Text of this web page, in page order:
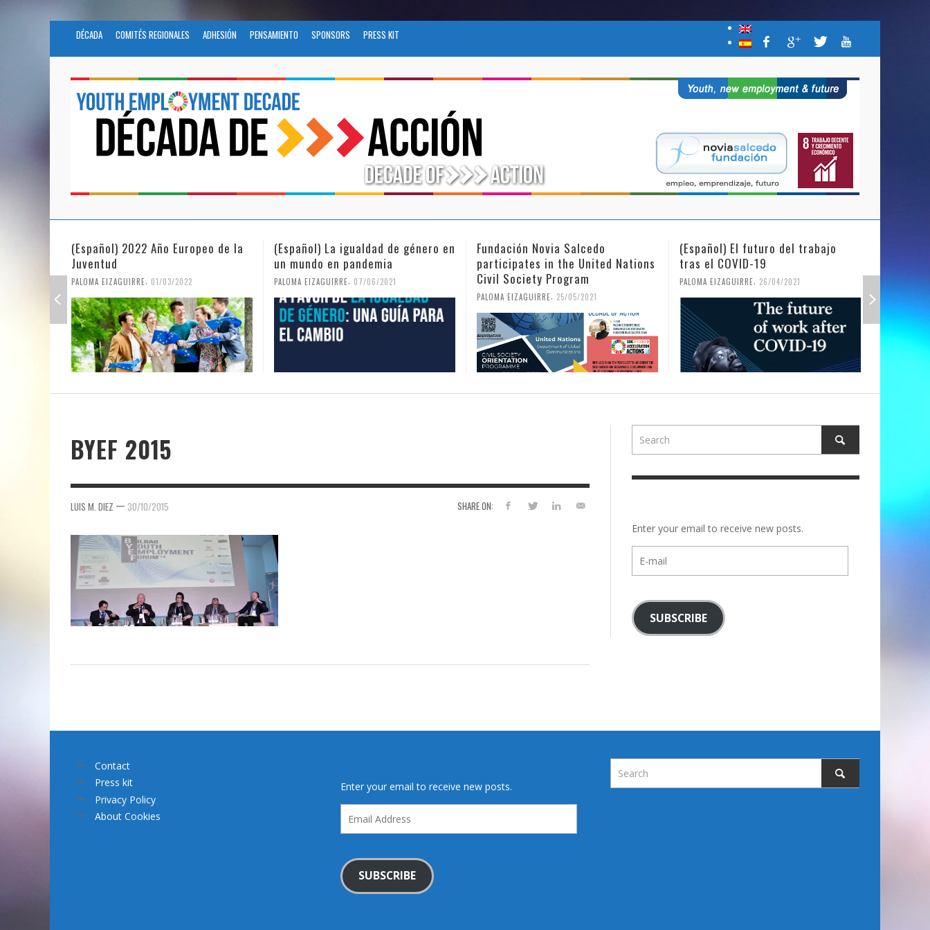
DÉCADA COMITÉS REGIONALES ADHESIÓN PENSAMIENTO SPONSORS PRESS KIT
(Español) 2022 Año Europeo de la
Juventud
PALOMA EIZAGUIRRE 01/03/2022
(Español) La igualdad de género en
un mundo en pandemia
PALOMA EIZAGUIRRE 07/06/2021
Fundación Novia Salcedo
participates in the United Nations
Civil Society Program
PALOMA EIZAGUIRRE 25/05/2021
(Español) El futuro del trabajo
tras el COVID-19
PALOMA EIZAGUIRRE 26/04/2021
BYEF 2015
SHARE ON:
LUIS M. DIEZ — 30/10/2015
Enter your email to receive new posts.
mail
SUBSCRIBE
Contact
Press kit
Privacy Policy
About Cookies
Enter your email to receive new posts.
Address
SUBSCRIBE